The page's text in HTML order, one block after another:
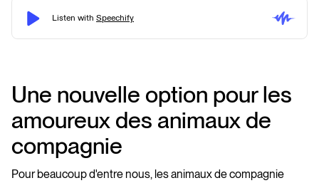
Une nouvelle option pour les
amoureux des animaux de
compagnie
Pour beaucoup d'entre nous, les animaux de compagnie